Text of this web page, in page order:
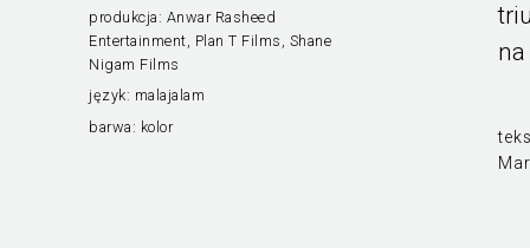
produkcja: Anwar Rasheed
Entertainment, Plan T Films, Shane
Nigam Films
język: malajalam
barwa: kolor